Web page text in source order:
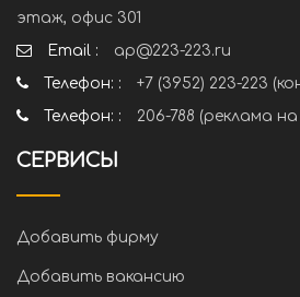
этаж, офис 301
Email :
ap@223-223.ru
Телефон: :
+7 (3952) 223-223
Телефон: :
206-788 (реклама
СЕРВИСЫ
Добавить фирму
Добавить вакансию